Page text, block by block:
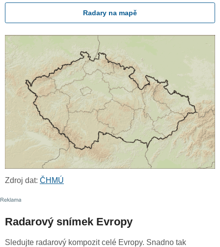
Radary na mapě
Zdroj dat: ČHMÚ
Radarový snímek Evropy
Sledujte radarový kompozit celé Evropy. Snadno tak